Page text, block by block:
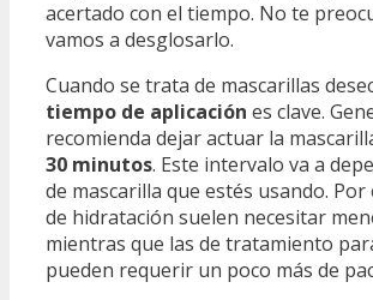
acertado con el tiempo. No te
vamos a desglosarlo.
Cuando se trata de mascarillas
tiempo de aplicación es clave.
recomienda dejar actuar la
30 minutos. Este intervalo va a
de mascarilla que estés usando. Por
de hidratación suelen necesitar
mientras que las de tratamiento
pueden requerir un poco más de